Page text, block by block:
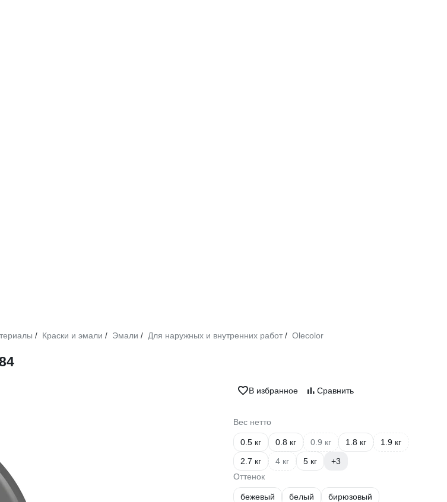
/ Краски и эмали / Эмали / Для наружных и внутренних работ / Olecolor
В избранное Сравнить
Вес нетто
0.5 кг 0.8 кг 0.9 кг 1.8 кг
1.9 кг
2.7 кг
4 кг 5 кг
+3
Оттенок
бежевый белый
бирюзовый